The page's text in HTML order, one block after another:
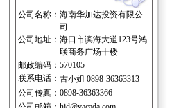
公司名称： 海南华加达投资有限公
司
公司地址： 海口市滨海大道123号鸿
联商务广场十楼
邮政编码： 570105
联系电话： 古小姐 0898-36363313
公司传真： 0898-36363366